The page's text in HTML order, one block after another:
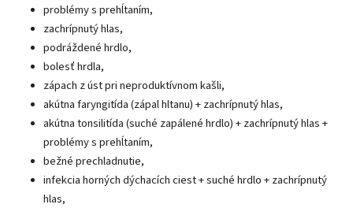
problémy s prehĺtaním,
zachrípnutý hlas,
podráždené hrdlo,
bolesť hrdla,
zápach z úst pri neproduktívnom kašli,
akútna faryngitída (zápal hltanu) + zachrípnutý hlas,
akútna tonsilitída (suché zapálené hrdlo) + zachrípnutý hlas +
problémy s prehĺtaním,
bežné prechladnutie,
infekcia horných dýchacích ciest + suché hrdlo + zachrípnutý
hlas,